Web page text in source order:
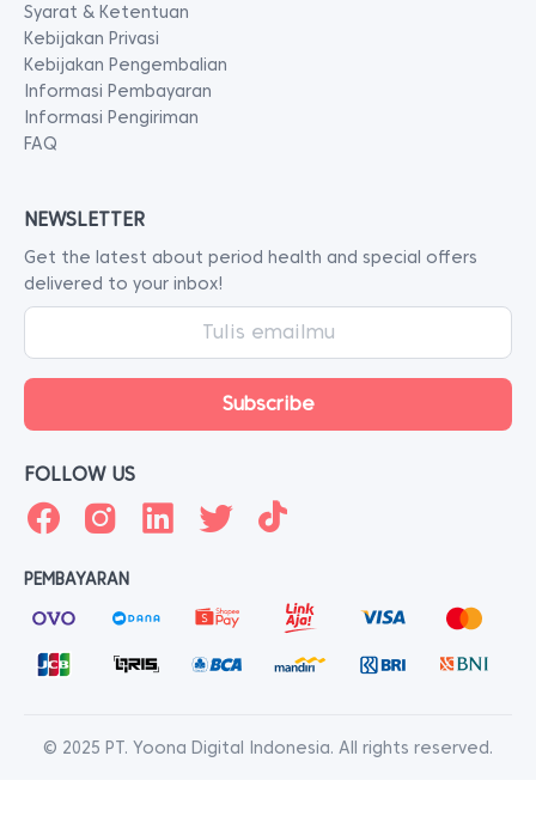
Syarat & Ketentuan
Kebijakan Privasi
Kebijakan Pengembalian
Informasi Pembayaran
Informasi Pengiriman
FAQ
NEWSLETTER
Get the latest about period health and special offers
delivered to your inbox!
FOLLOW US
PEMBAYARAN
© 2025 PT. Yoona Digital Indonesia. All rights reserved.